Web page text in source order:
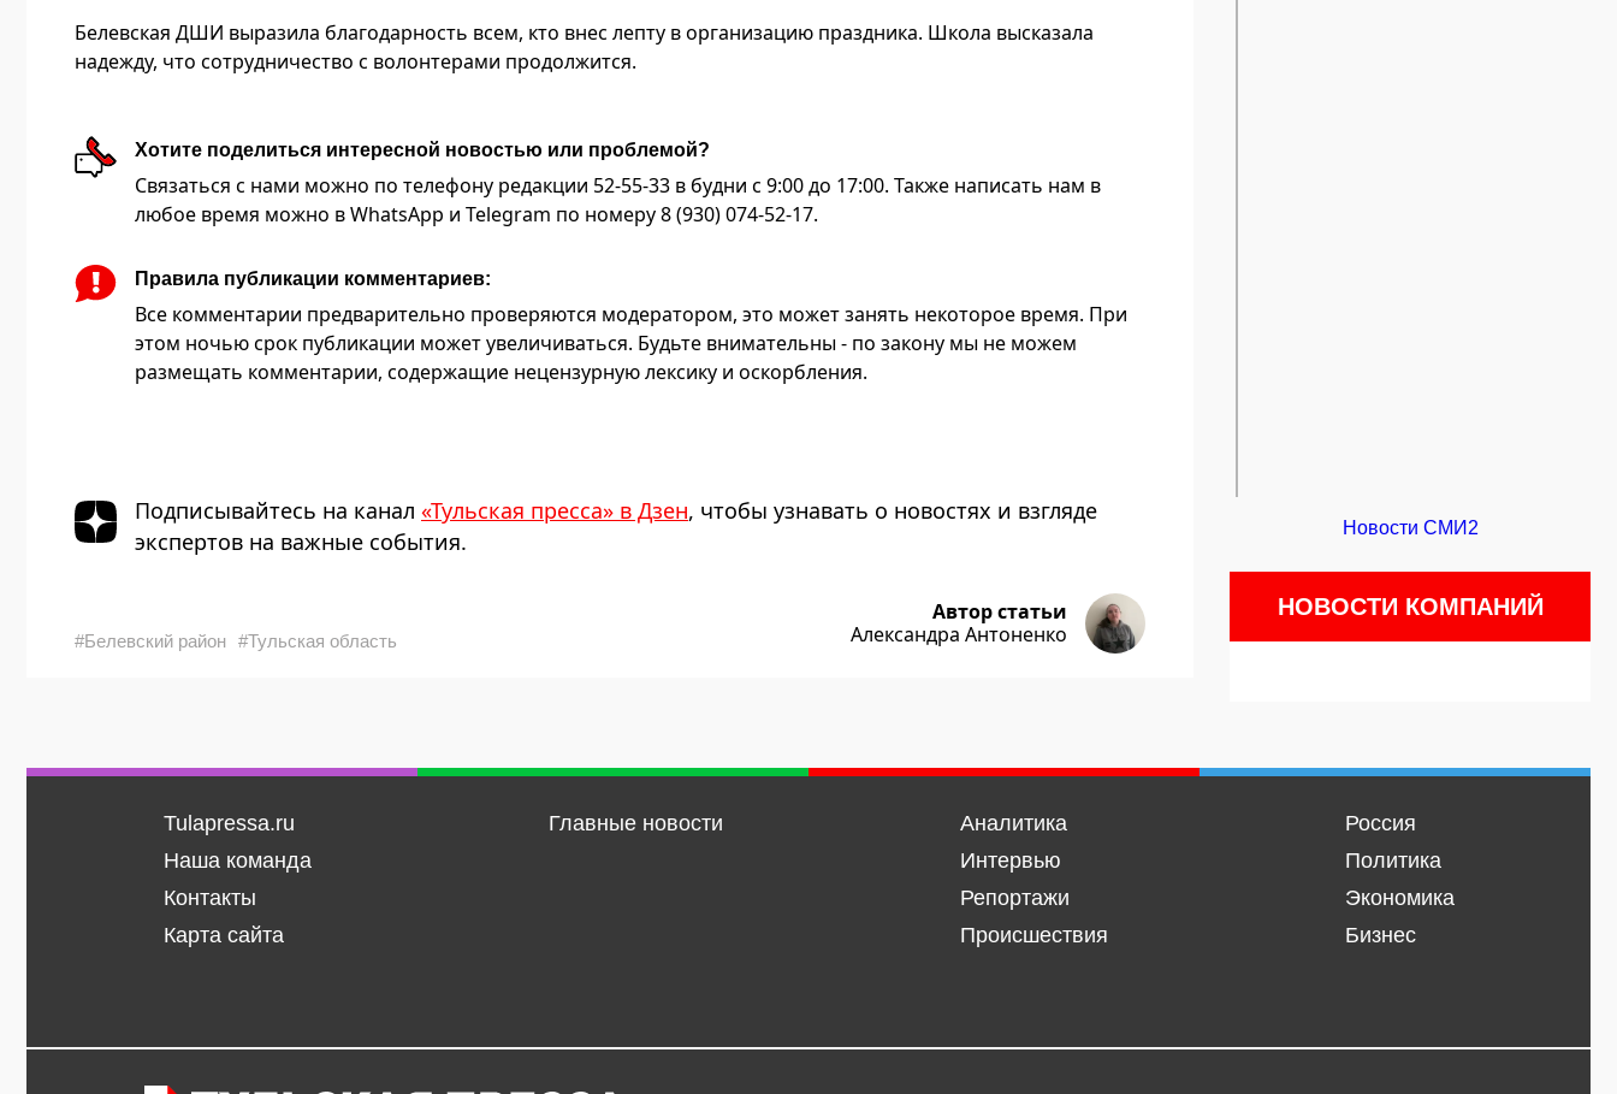
Белевская ДШИ выразила благодарность всем, кто внес лепту в организацию праздника. Школа высказала
надежду, что сотрудничество с волонтерами продолжится.
Хотите поделиться интересной новостью или проблемой?
Связаться с нами можно по телефону редакции 52-55-33 в будни с 9:00 до 17:00. Также написать нам в
любое время можно в WhatsApp и Telegram по номеру 8 (930) 074-52-17.
Правила публикации комментариев:
Все комментарии предварительно проверяются модератором, это может занять некоторое время. При
этом ночью срок публикации может увеличиваться. Будьте внимательны - по закону мы не можем
размещать комментарии, содержащие нецензурную лексику и оскорбления.
Подписывайтесь на канал «Тульская пресса» в Дзен, чтобы узнавать о новостях и взгляде
экспертов на важные события.
#Белевский район #Тульская область
Автор статьи
Александра Антоненко
Новости СМИ2
НОВОСТИ КОМПАНИЙ
Tulapressa.ru
Наша команда
Контакты
Карта сайта
Главные новости
Аналитика
Интервью
Репортажи
Происшествия
Россия
Политика
Экономика
Бизнес